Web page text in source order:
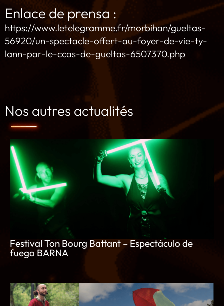
Enlace de prensa :
https://www.letelegramme.fr/morbihan/gueltas-
56920/un-spectacle-offert-au-foyer-de-vie-ty-
lann-par-le-ccas-de-gueltas-6507370.php
Nos autres actualités
Festival Ton Bourg Battant – Espectáculo de
fuego BARNA